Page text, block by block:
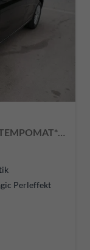
Selection 1.5 TSI DSG*LED*PDC-HI*TEMPOMAT*SMARTLINK*SHZ*KLIMA*RADIO
Perleffekt